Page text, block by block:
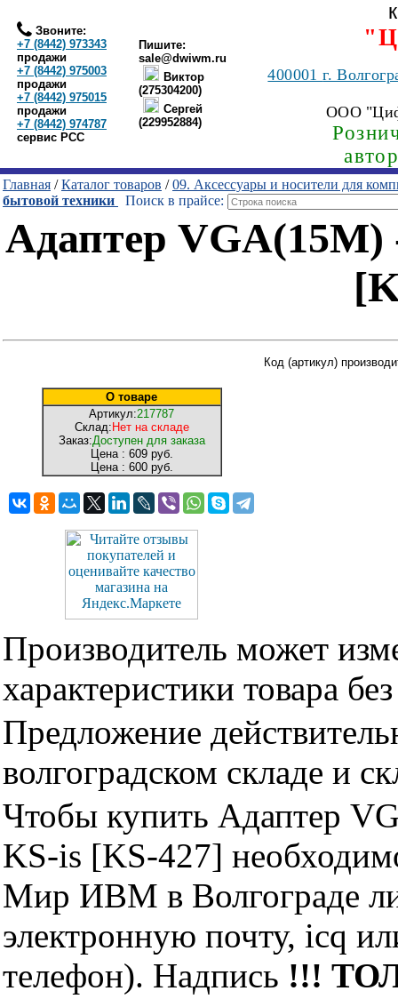
Звоните:
+7 (8442) 973343
продажи
+7 (8442) 975003
продажи
+7 (8442) 975015
продажи
+7 (8442) 974787
сервис РСС
Пишите:
sale@dwiwm.ru
Виктор
(275304200)
Сергей
(229952884)
400001г.
ООО
Главная /Каталог товаров /09. Аксессуары и носители для
бытовой техники
Поиск в прайсе:
Адаптер
О товаре
Артикул:217787
Склад: Нет на складе
Заказ:Доступен для заказа
Цена : 609 руб.
Цена : 600 руб.
Код (артикул)
Производитель может
характеристики товара
Предложение
волгоградском складе и
Чтобы купить Адаптер
KS-is [KS-427]
Мир ИВМ в Волгограде
электронную почту, icq
телефон). Надпись !!!